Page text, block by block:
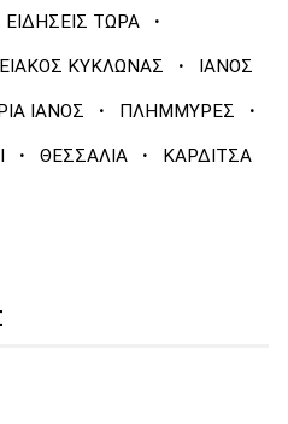
ΕΙΔΗΣΕΙΣ ΤΩΡΑ ·
ΚΥΚΛΩΝΑΣ · ΙΑΝΟΣ
ΙΑΝΟΣ · ΠΛΗΜΜΥΡΕΣ ·
· ΘΕΣΣΑΛΙΑ · ΚΑΡΔΙΤΣΑ